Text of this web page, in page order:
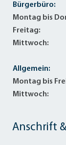
Anschrift
Bürgerbüro:
Montag bis
Freitag:
Mittwoch:
Allgemein:
Montag bis
Mittwoch: